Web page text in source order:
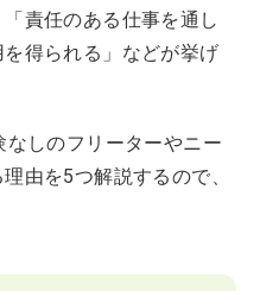
責任のある仕事を通し
得られる」などが挙げ
しのフリーターやニー
由を5つ解説するので、